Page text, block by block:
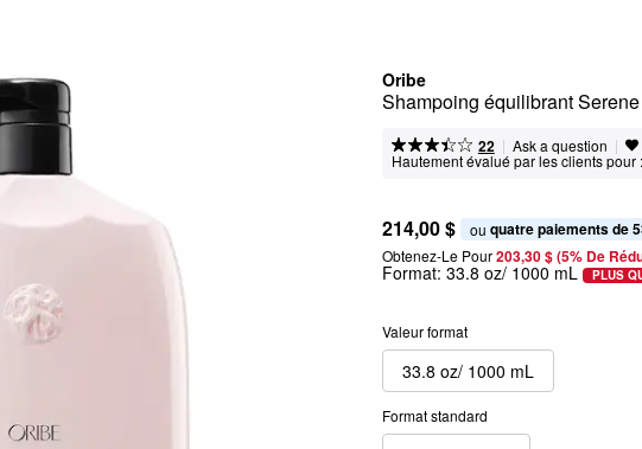
Oribe
Shampoing équilibrant Serene
22 | Ask a question |
Hautement évalué par les clients pour :
214,00 $ ou quatre paiements de
Obtenez-Le Pour203,30 $ (5% De
Format: 33.8 oz/ 1000 mL PLUS
Valeur format
33.8 oz/ 1000 mL
Format standard